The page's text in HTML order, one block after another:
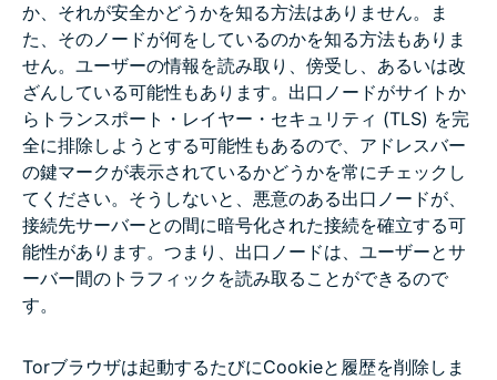
か、それが安全かどうかを知る方法はありません。ま
た、そのノードが何をしているのかを知る方法もありま
せん。ユーザーの情報を読み取り、傍受し、あるいは改
ざんしている可能性もあります。出口ノードがサイトか
らトランスポート・レイヤー・セキュリティ (TLS) を完
全に排除しようとする可能性もあるので、アドレスバー
の鍵マークが表示されているかどうかを常にチェックし
てください。そうしないと、悪意のある出口ノードが、
接続先サーバーとの間に暗号化された接続を確立する可
能性があります。つまり、出口ノードは、ユーザーとサ
ーバー間のトラフィックを読み取ることができるので
す。
Torブラウザは起動するたびにCookieと履歴を削除しま